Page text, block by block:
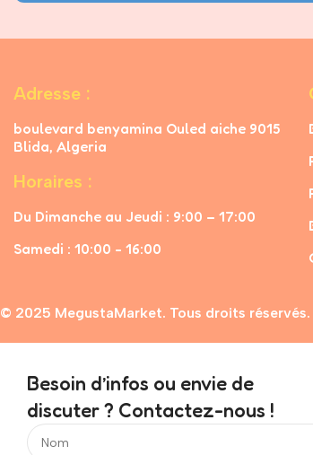
Adresse :
boulevard benyamina Ouled aiche 9015
Blida, Algeria
Horaires :
Du Dimanche au Jeudi : 9:00 – 17:00
Samedi : 10:00 - 16:00
© 2025 MegustaMarket. Tous droits réservés.
Besoin d’infos ou envie de
discuter ? Contactez-nous !